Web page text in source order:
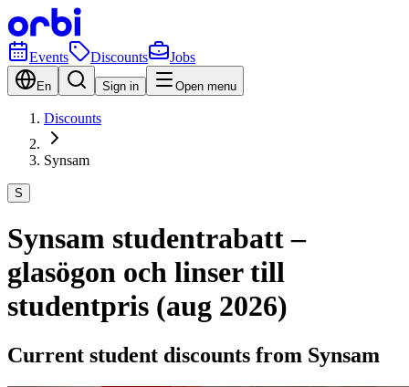
Events Discounts Jobs
En Sign in Open menu
Discounts
Synsam
S
Synsam studentrabatt –
glasögon och linser till
studentpris (aug 2026)
Current student discounts from Synsam